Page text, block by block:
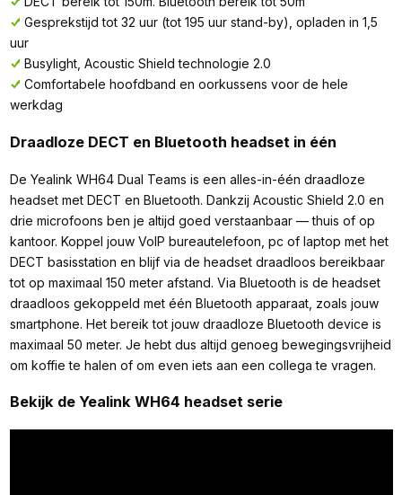
Gesprekstijd tot 32 uur (tot 195 uur stand-by), opladen in 1,5
uur
Busylight, Acoustic Shield technologie 2.0
Comfortabele hoofdband en oorkussens voor de hele
werkdag
Draadloze DECT en Bluetooth headset in één
De Yealink WH64 Dual Teams is een alles-in-één draadloze
headset met DECT en Bluetooth. Dankzij Acoustic Shield 2.0 en
drie microfoons ben je altijd goed verstaanbaar — thuis of op
kantoor. Koppel jouw VoIP bureautelefoon, pc of laptop met het
DECT basisstation en blijf via de headset draadloos bereikbaar
tot op maximaal 150 meter afstand. Via Bluetooth is de headset
draadloos gekoppeld met één Bluetooth apparaat, zoals jouw
smartphone. Het bereik tot jouw draadloze Bluetooth device is
maximaal 50 meter. Je hebt dus altijd genoeg bewegingsvrijheid
om koffie te halen of om even iets aan een collega te vragen.
Bekijk de Yealink WH64 headset serie